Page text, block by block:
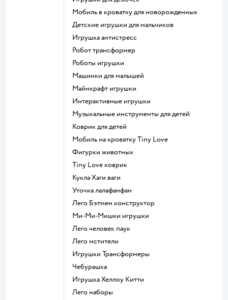
Мобиль в кроватку для новорожденных
Детские игрушки для мальчиков
Игрушка антистресс
Робот трансформер
Роботы игрушки
Машинки для малышей
Майнкрафт игрушки
Интерактивные игрушки
Музыкальные инструменты для детей
Коврик для детей
Мобиль на кроватку Tiny Love
Фигурки животных
Tiny Love коврик
Кукла Хаги ваги
Уточка лалафанфан
Лего Бэтмен конструктор
Ми-Ми-Мишки игрушки
Лего человек паук
Лего мстители
Игрушки Трансформеры
Чебурашка
Игрушка Хеллоу Китти
Лего наборы